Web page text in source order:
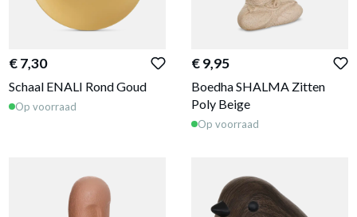
€ 7,30
Schaal ENALI Rond Goud
Op voorraad
€ 9,95
Boedha SHALMA Zitten
Poly Beige
Op voorraad